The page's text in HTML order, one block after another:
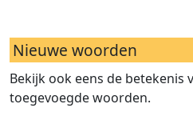
Nieuwe woorden
Bekijk ook eens de betekenis
toegevoegde woorden.